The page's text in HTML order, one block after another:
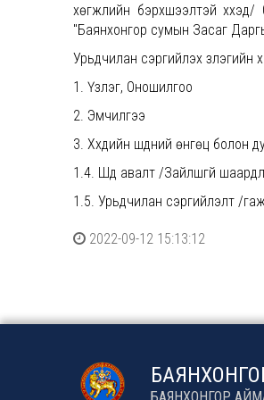
хөгжлийн бэрхшээлтэй
"Баянхонгор сумын Засаг
Урьдчилан сэргийлэх үзлэгийн
1. Үзлэг, Оношилгоо
2. Эмчилгээ
3. Хүүхдийн шүдний өнгөц болон
1.4. Шүд авалт /Зайлшгүй
1.5. Урьдчилан сэргийлэлт /
2022-09-12 15:13:12